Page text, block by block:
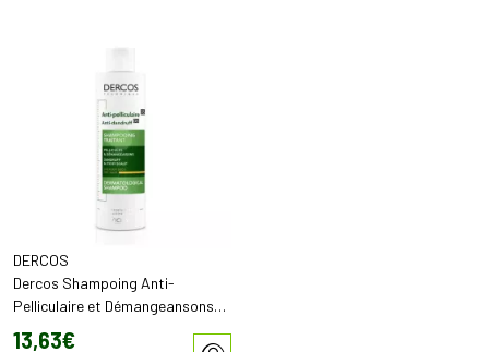
DERCOS
Dercos Shampoing Anti-
Pelliculaire et Démangeansons
Cheveux Secs (200 ml)
13,63€